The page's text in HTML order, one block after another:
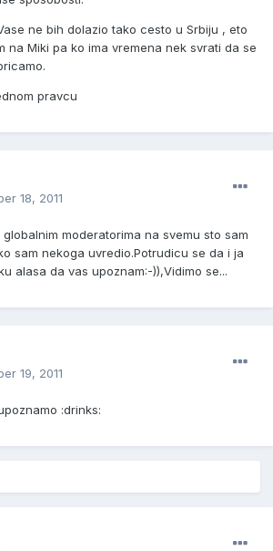
ne bih dolazio tako cesto u Srbiju , eto
na Miki pa ko ima vremena nek svrati da se
pravcu
18, 2011
moderatorima na svemu sto sam
sam nekoga uvredio.Potrudicu se da i ja
alasa da vas upoznam:-)),Vidimo se...
19, 2011
:drinks: